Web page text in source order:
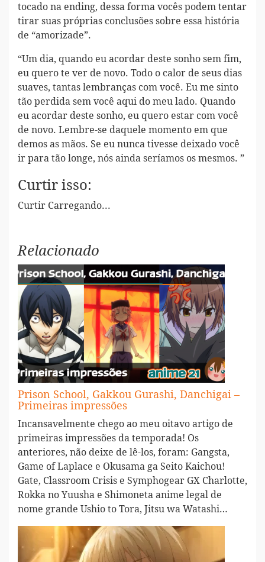
tocado na ending, dessa forma vocês podem tentar
tirar suas próprias conclusões sobre essa história
de “amorizade”.
“Um dia, quando eu acordar deste sonho sem fim,
eu quero te ver de novo. Todo o calor de seus dias
suaves, tantas lembranças com você. Eu me sinto
tão perdida sem você aqui do meu lado. Quando
eu acordar deste sonho, eu quero estar com você
de novo. Lembre-se daquele momento em que
demos as mãos. Se eu nunca tivesse deixado você
ir para tão longe, nós ainda seríamos os mesmos. ”
Curtir isso:
Curtir Carregando...
Relacionado
Prison School, Gakkou Gurashi, Danchigai –
Primeiras impressões
Incansavelmente chego ao meu oitavo artigo de
primeiras impressões da temporada! Os
anteriores, não deixe de lê-los, foram: Gangsta,
Game of Laplace e Okusama ga Seito Kaichou!
Gate, Classroom Crisis e Symphogear GX Charlotte,
Rokka no Yuusha e Shimoneta anime legal de
nome grande Ushio to Tora, Jitsu wa Watashi…